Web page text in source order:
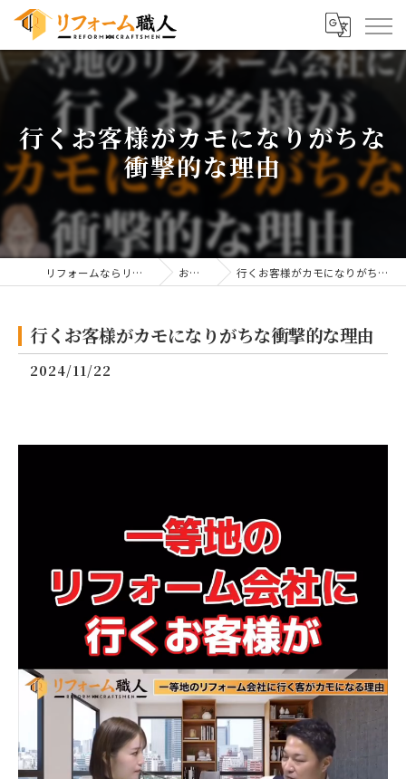
行くお客様がカモになりがちな
衝撃的な理由
リフォームならリフォーム職人 お知らせ 行くお客様がカモになりがちな衝撃的な理由
行くお客様がカモになりがちな衝撃的な理由
2024/11/22